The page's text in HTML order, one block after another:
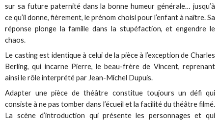
sur sa future paternité dans la bonne humeur générale… jusqu’à
ce qu’il donne, fièrement, le prénom choisi pour l’enfant à naître. Sa
réponse plonge la famille dans la stupéfaction, et engendre le
chaos.
Le casting est identique à celui de la pièce à l’exception de Charles
Berling, qui incarne Pierre, le beau-frère de Vincent, reprenant
ainsi le rôle interprété par Jean-Michel Dupuis.
Adapter une pièce de théâtre constitue toujours un défi qui
consiste à ne pas tomber dans l’écueil et la facilité du théâtre filmé.
La scène d’introduction qui présente les personnages et qui